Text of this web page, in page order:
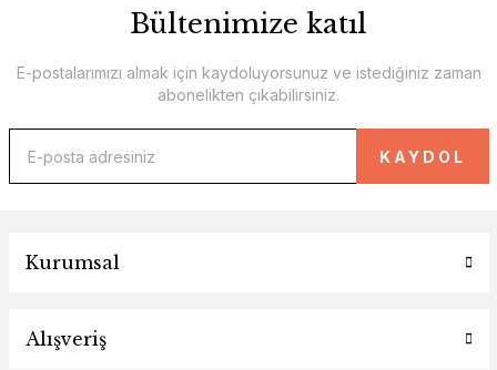
Bültenimize katıl
E-postalarımızı almak için kaydoluyorsunuz ve istediğiniz zaman
abonelikten çıkabilirsiniz.
KAYDOL
Kurumsal
Alışveriş